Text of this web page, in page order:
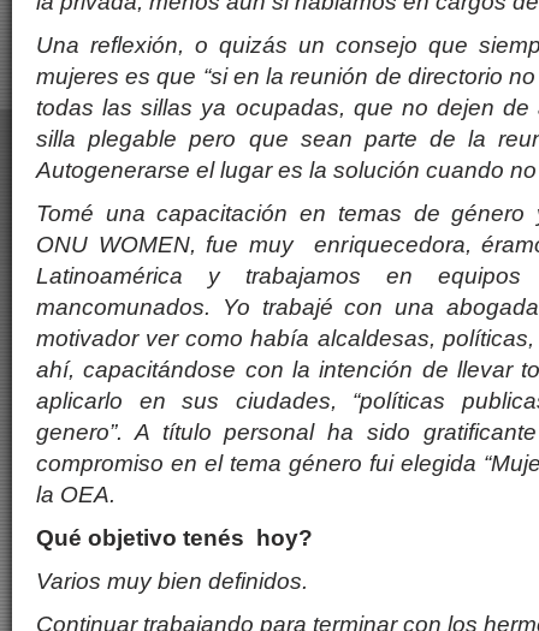
Una reflexión, o quizás un consejo que
mujeres es que “si en la reunión de directorio
todas las sillas ya ocupadas, que no dejen
silla plegable pero que sean parte de la
Autogenerarse el lugar es la solución cuando
Tomé una capacitación en temas de género
ONU WOMEN, fue muy enriquecedora,é
Latinoamérica y trabajamos en equipos
mancomunados. Yo trabajécon una
motivador ver como había alcaldesas,
ahí, capacitándose con la intención de llevar
aplicarlo en sus ciudades, “políticas
genero”. A título personal ha sido
compromiso en el tema género fui elegida “
la OEA.
Qué objetivo tenés hoy?
Varios muy bien definidos.
Continuar trabajando para terminar con los